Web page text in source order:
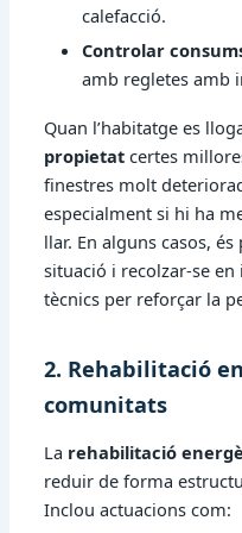
calefacció.
Controlar
amb regletes amb
Quan l’habitatge es
propietat certes
finestres molt
especialment si hi ha
llar. En alguns casos,
situació i recolzar-se
tècnics per reforçar la
2. Rehabilitació
comunitats
La rehabilitació
reduir de forma
Inclou actuacions com: